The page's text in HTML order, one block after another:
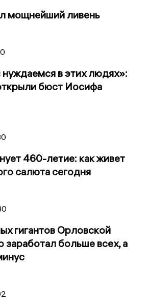
мощнейший ливень
в этих людях»:
бюст Иосифа
460-летие: как живет
салюта сегодня
гигантов Орловской
заработал больше всех, а